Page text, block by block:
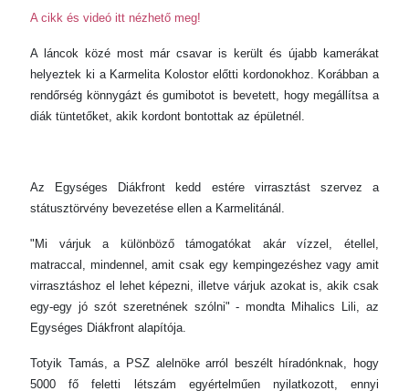
A cikk és videó itt nézhető meg!
A láncok közé most már csavar is került és újabb kamerákat
helyeztek ki a Karmelita Kolostor előtti kordonokhoz. Korábban a
rendőrség könnygázt és gumibotot is bevetett, hogy megállítsa a
diák tüntetőket, akik kordont bontottak az épületnél.
Az Egységes Diákfront kedd estére virrasztást szervez a
státusztörvény bevezetése ellen a Karmelitánál.
"Mi várjuk a különböző támogatókat akár vízzel, étellel,
matraccal, mindennel, amit csak egy kempingezéshez vagy amit
virrasztáshoz el lehet képezni, illetve várjuk azokat is, akik csak
egy-egy jó szót szeretnének szólni" - mondta Mihalics Lili, az
Egységes Diákfront alapítója.
Totyik Tamás, a PSZ alelnöke arról beszélt híradónknak, hogy
5000 fő feletti létszám egyértelműen nyilatkozott, ennyi